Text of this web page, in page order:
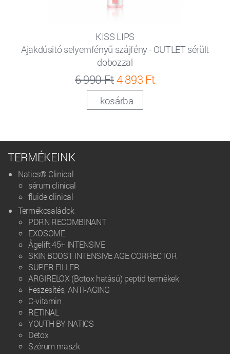
KISS LIPS
Ajakdúsitó selyemfényű szájfény - OUTLET sérült
dobozzal
6 990 Ft4 893 Ft
kosárba
TERMÉKEINK
Natics® Clinical
sérum clinical
fluide clinical
Termékcsaládok
PDRN RECOMBINANT
EXOSOME
Âgelift 45+ INTENSIVE
SKIN BOOST INTENSIVE AGE CORRECTOR
SUPER FILLER
ARGIRELOX (Botox hatású) peptid termékek
Feszesítés, ANTI-AGING
C-vitamin
RETINAL
YOUTH BY NATICS
Detox
Szérum maszk